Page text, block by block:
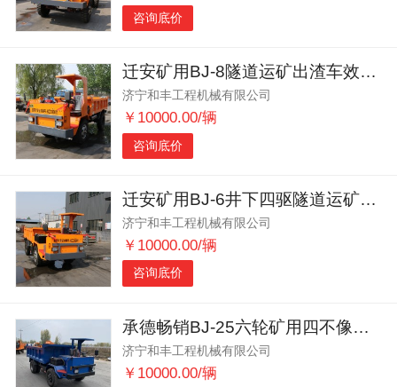
咨询底价
迁安矿用BJ-8隧道运矿出渣车效率高
济宁和丰工程机械有限公司
￥10000.00/辆
咨询底价
迁安矿用BJ-6井下四驱隧道运矿车动力强劲
济宁和丰工程机械有限公司
￥10000.00/辆
咨询底价
承德畅销BJ-25六轮矿用四不像出渣车运输能力强
济宁和丰工程机械有限公司
￥10000.00/辆